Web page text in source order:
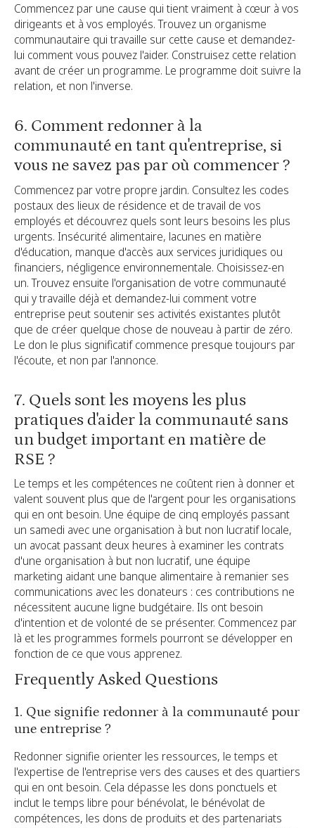
Commencez par une cause qui tient vraiment à cœur à vos
dirigeants et à vos employés. Trouvez un organisme
communautaire qui travaille sur cette cause et demandez-
lui comment vous pouvez l'aider. Construisez cette relation
avant de créer un programme. Le programme doit suivre la
relation, et non l'inverse.
6. Comment redonner à la
communauté en tant qu'entreprise, si
vous ne savez pas par où commencer ?
Commencez par votre propre jardin. Consultez les codes
postaux des lieux de résidence et de travail de vos
employés et découvrez quels sont leurs besoins les plus
urgents. Insécurité alimentaire, lacunes en matière
d'éducation, manque d'accès aux services juridiques ou
financiers, négligence environnementale. Choisissez-en
un. Trouvez ensuite l'organisation de votre communauté
qui y travaille déjà et demandez-lui comment votre
entreprise peut soutenir ses activités existantes plutôt
que de créer quelque chose de nouveau à partir de zéro.
Le don le plus significatif commence presque toujours par
l'écoute, et non par l'annonce.
7. Quels sont les moyens les plus
pratiques d'aider la communauté sans
un budget important en matière de
RSE ?
Le temps et les compétences ne coûtent rien à donner et
valent souvent plus que de l'argent pour les organisations
qui en ont besoin. Une équipe de cinq employés passant
un samedi avec une organisation à but non lucratif locale,
un avocat passant deux heures à examiner les contrats
d'une organisation à but non lucratif, une équipe
marketing aidant une banque alimentaire à remanier ses
communications avec les donateurs : ces contributions ne
nécessitent aucune ligne budgétaire. Ils ont besoin
d'intention et de volonté de se présenter. Commencez par
là et les programmes formels pourront se développer en
fonction de ce que vous apprenez.
Frequently Asked Questions
1. Que signifie redonner à la communauté pour
une entreprise ?
Redonner signifie orienter les ressources, le temps et
l'expertise de l'entreprise vers des causes et des quartiers
qui en ont besoin. Cela dépasse les dons ponctuels et
inclut le temps libre pour bénévolat, le bénévolat de
compétences, les dons de produits et des partenariats